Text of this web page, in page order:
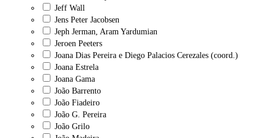
Jeff Wall
Jens Peter Jacobsen
Jeph Jerman, Aram Yardumian
Jeroen Peeters
Joana Dias Pereira e Diego Palacios Cerezales (coord.)
Joana Estrela
Joana Gama
João Barrento
João Fiadeiro
João G. Pereira
João Grilo